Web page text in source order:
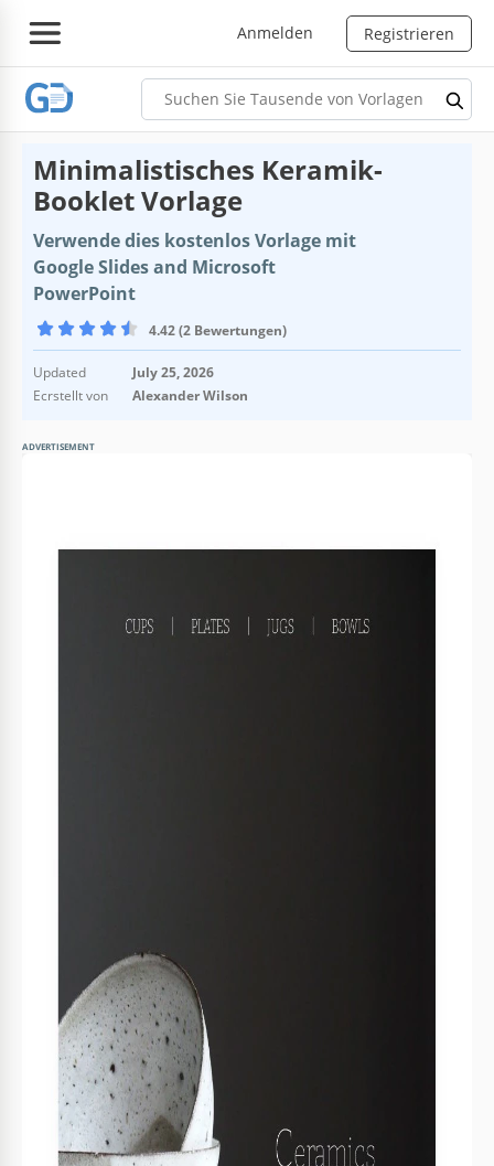
Anmelden Registrieren
Minimalistisches Keramik-
Booklet Vorlage
Verwende dies kostenlos Vorlage mit
Google Slides and Microsoft
PowerPoint
4.42 (2 Bewertungen)
Updated
July 25, 2026
Ecrstellt von
Alexander Wilson
ADVERTISEMENT